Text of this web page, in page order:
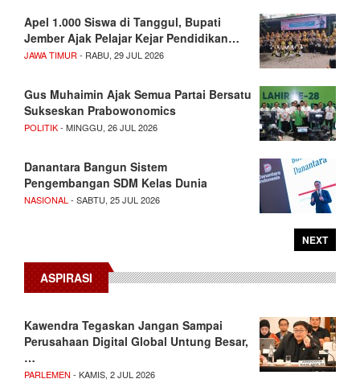
Apel 1.000 Siswa di Tanggul, Bupati
Jember Ajak Pelajar Kejar Pendidikan…
JAWA TIMUR - RABU, 29 JUL 2026
Gus Muhaimin Ajak Semua Partai Bersatu
Sukseskan Prabowonomics
POLITIK- MINGGU, 26 JUL 2026
Danantara Bangun Sistem
Pengembangan SDM Kelas Dunia
NASIONAL - SABTU, 25 JUL 2026
NEXT
ASPIRASI
Kawendra Tegaskan Jangan Sampai
Perusahaan Digital Global Untung Besar,
…
PARLEMEN - KAMIS, 2 JUL 2026